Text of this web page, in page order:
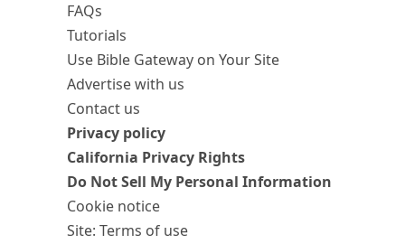
FAQs
Tutorials
Use Bible Gateway on Your Site
Advertise with us
Contact us
Privacy policy
California Privacy Rights
Do Not Sell My Personal Information
Cookie notice
Site: Terms of use